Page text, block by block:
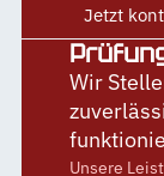
Jetzt
Wir
Unsere